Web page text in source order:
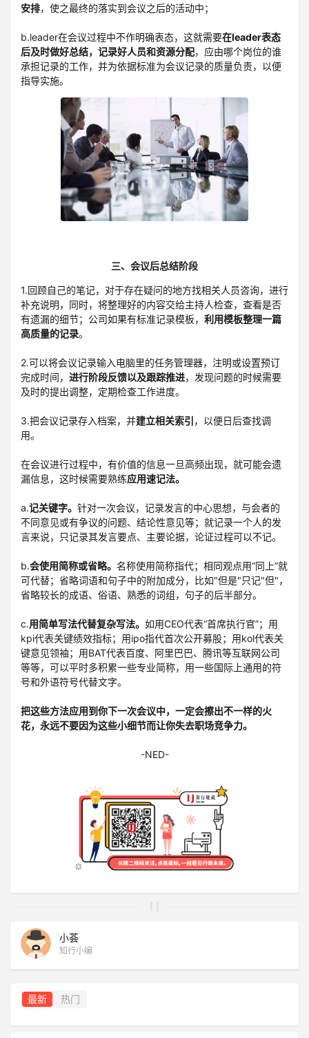
安排，使之最终的落实到会议之后的活动中；
b.leader在会议过程中不作明确表态，这就需要在leader表态
后及时做好总结，记录好人员和资源分配，应由哪个岗位的谁
承担记录的工作，并为依据标准为会议记录的质量负责，以便
指导实施。
三、会议后总结阶段
1.回顾自己的笔记，对于存在疑问的地方找相关人员咨询，进行
补充说明，同时，将整理好的内容交给主持人检查，查看是否
有遗漏的细节；公司如果有标准记录模板， 利用模板整理一篇
高质量的记录。
2.可以将会议记录输入电脑里的任务管理器，注明或设置预订
完成时间， 进行阶段反馈以及跟踪推进，发现问题的时候需要
及时的提出调整，定期检查工作进度。
3.把会议记录存入档案，并建立相关索引 ，以便日后查找调
用。
在会议进行过程中，有价值的信息一旦高频出现，就可能会遗
漏信息，这时候需要熟练应用速记法。
a.记关键字。 针对一次会议，记录发言的中心思想，与会者的
不同意见或有争议的问题、结论性意见等；就记录一个人的发
言来说，只记录其发言要点、主要论据，论证过程可以不记。
b.会使用简称或省略。 名称使用简称指代；相同观点用“同上”就
可代替；省略词语和句子中的附加成分，比如"但是"只记"但"，
省略较长的成语、俗语、熟悉的词组，句子的后半部分。
c.用简单写法代替复杂写法。 如用CEO代表“首席执行官”；用
kpi代表关键绩效指标；用ipo指代首次公开募股；用kol代表关
键意见领袖；用BAT代表百度、阿里巴巴、腾讯等互联网公司
等等，可以平时多积累一些专业简称，用一些国际上通用的符
号和外语符号代替文字。
把这些方法应用到你下一次会议中，一定会擦出不一样的火
花，永远不要因为这些小细节而让你失去职场竞争力。
-NED-
小荟
知行小编
最新 热门